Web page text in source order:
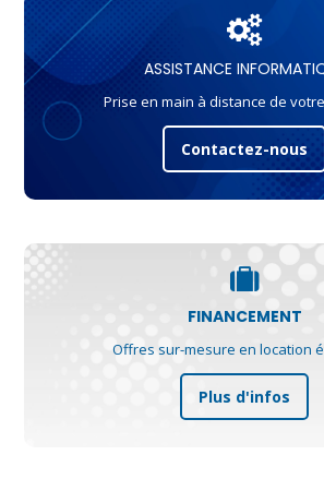
ASSISTANCE
Prise en main à distance de
Contactez-nous
FINANCEMENT
Offres sur-mesure en location
Plus d'infos